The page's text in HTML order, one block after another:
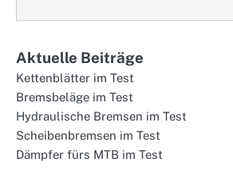
Aktuelle Beiträge
Kettenblätter im Test
Bremsbeläge im Test
Hydraulische Bremsen im Test
Scheibenbremsen im Test
Dämpfer fürs MTB im Test